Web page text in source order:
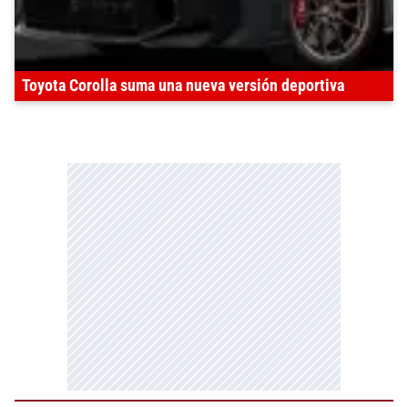
Toyota Corolla suma una nueva versión deportiva